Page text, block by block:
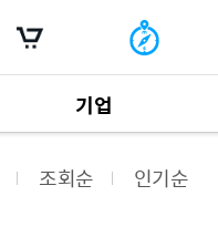
기업
조회순 인기순